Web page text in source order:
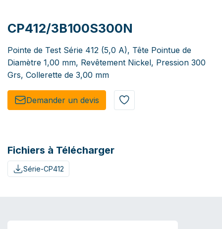
CP412/3B100S300N
Pointe de Test Série 412 (5,0 A), Tête Pointue de
Diamètre 1,00 mm, Revêtement Nickel, Pression 300
Grs, Collerette de 3,00 mm
Demander un de​​vis​​
Fichiers à Télécharger
Série-CP412